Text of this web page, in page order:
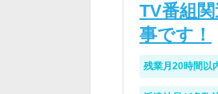
TV番組
事です！
残業月20時間以